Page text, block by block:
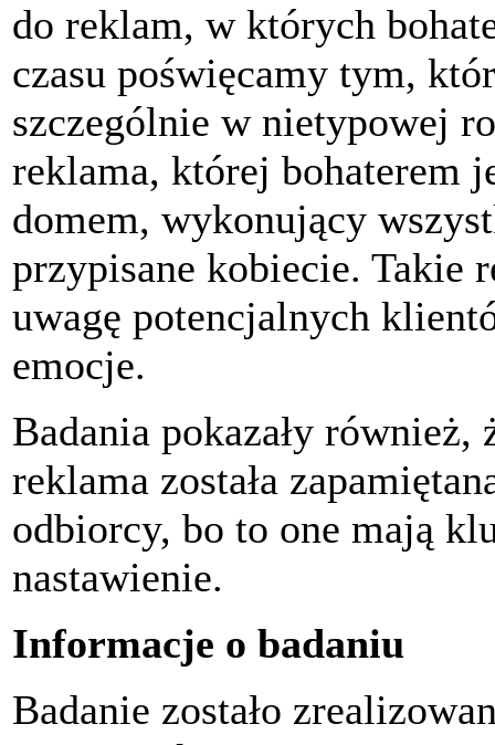
do reklam, w których
czasu poświęcamy tym,
szczególnie w nietypowej
reklama, której bohaterem
domem, wykonujący
przypisane kobiecie. Takie
uwagę potencjalnych
emocje.
Badania pokazały również,
reklama została
odbiorcy, bo to one mają
nastawienie.
Informacje o badaniu
Badanie zostało